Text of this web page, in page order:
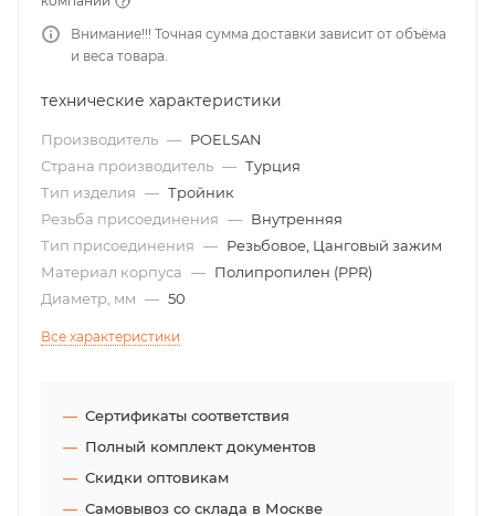
Внимание!!! Точная сумма доставки зависит от объёма
и веса товара.
технические характеристики
Производитель — POELSAN
Страна производитель — Турция
Тип изделия — Тройник
Резьба присоединения — Внутренняя
Тип присоединения — Резьбовое, Цанговый зажим
Материал корпуса — Полипропилен (PPR)
Диаметр, мм — 50
Все характеристики
Сертификаты соответствия
Полный комплект документов
Скидки оптовикам
Самовывоз со склада в Москве